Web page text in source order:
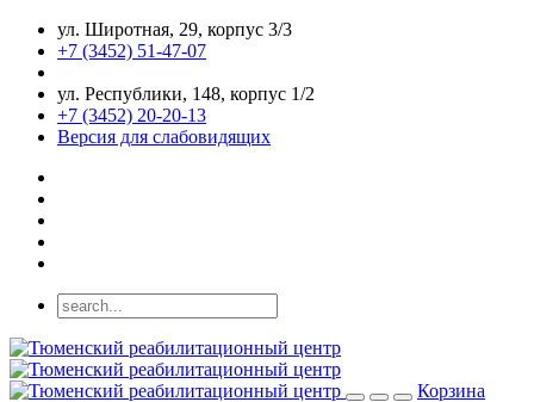
ул. Широтная, 29, корпус 3/3
+7 (3452) 51-47-07
ул. Республики, 148, корпус 1/2
+7 (3452) 20-20-13
Версия для слабовидящих
Корзина